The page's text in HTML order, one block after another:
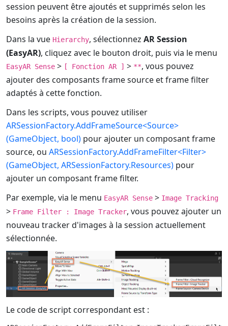
session peuvent être ajoutés et supprimés selon les
besoins après la création de la session.
Dans la vue Hierarchy, sélectionnez AR Session
(EasyAR), cliquez avec le bouton droit, puis via le menu
EasyAR Sense > [ Fonction AR ] > **, vous pouvez
ajouter des composants frame source et frame filter
adaptés à cette fonction.
Dans les scripts, vous pouvez utiliser
ARSessionFactory.AddFrameSource<Source>
(GameObject, bool) pour ajouter un composant frame
source, ou ARSessionFactory.AddFrameFilter<Filter>
(GameObject, ARSessionFactory.Resources) pour
ajouter un composant frame filter.
Par exemple, via le menu EasyAR Sense > Image Tracking
> Frame Filter : Image Tracker, vous pouvez ajouter un
nouveau tracker d'images à la session actuellement
sélectionnée.
Le code de script correspondant est :